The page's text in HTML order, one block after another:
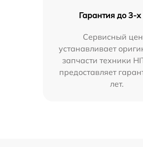
Гарантия до 3-х
Сервисный
устанавливает
запчасти техники
предоставляет
лет.